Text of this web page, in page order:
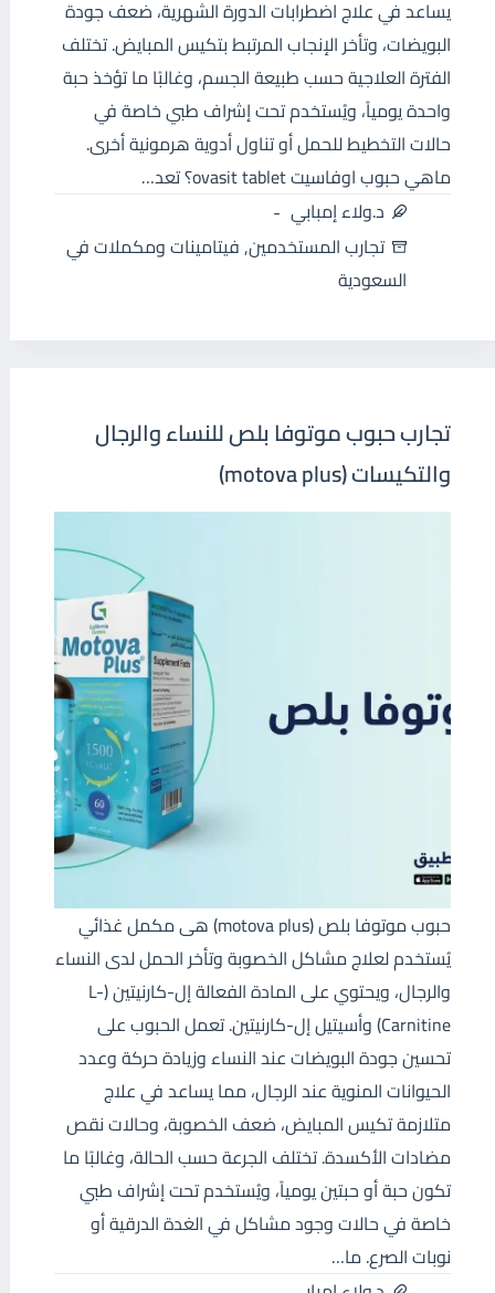
يساعد في علاج اضطرابات الدورة الشهرية، ضعف جودة
البويضات، وتأخر الإنجاب المرتبط بتكيس المبايض. تختلف
الفترة العلاجية حسب طبيعة الجسم، وغالبًا ما تؤخذ حبة
واحدة يومياً، ويُستخدم تحت إشراف طبي خاصة في
حالات التخطيط للحمل أو تناول أدوية هرمونية أخرى.
ماهي حبوب اوفاسيت ovasit tablet؟ تعد…
د.ولاء إمبابي
تجارب المستخدمين,فيتامينات ومكملات في
السعودية
تجارب حبوب موتوفا بلص للنساء والرجال
والتكيسات (motova plus)
حبوب موتوفا بلص (motova plus) هى مكمل غذائي
يُستخدم لعلاج مشاكل الخصوبة وتأخر الحمل لدى النساء
والرجال، ويحتوي على المادة الفعالة إل-كارنيتين (L-
Carnitine) وأسيتيل إل-كارنيتين. تعمل الحبوب على
تحسين جودة البويضات عند النساء وزيادة حركة وعدد
الحيوانات المنوية عند الرجال، مما يساعد في علاج
متلازمة تكيس المبايض، ضعف الخصوبة، وحالات نقص
مضادات الأكسدة. تختلف الجرعة حسب الحالة، وغالبًا ما
تكون حبة أو حبتين يومياً، ويُستخدم تحت إشراف طبي
خاصة في حالات وجود مشاكل في الغدة الدرقية أو
نوبات الصرع. ما…